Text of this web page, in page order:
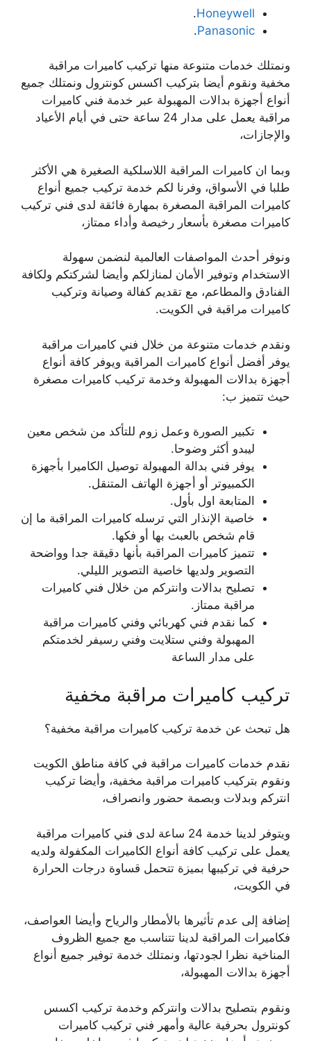
Honeywell
.
Panasonic
.
ونمتلك خدمات متنوعة منها تركيب كاميرات مراقبة
مخفية ونقوم أيضا بتركيب اكسس كونترول ونمتلك جميع
أنواع أجهزة بدالات المهبولة عبر خدمة فني كاميرات
مراقبة يعمل على مدار 24 ساعة حتى في أيام الأعياد
والإجازات،
وبما ان كاميرات المراقبة اللاسلكية الصغيرة هي الأكثر
طلبا في الأسواق، وفرنا لكم خدمة تركيب جميع أنواع
كاميرات المراقبة المصغرة بمهارة فائقة لدى فني تركيب
كاميرات مصغرة بأسعار رخيصة وأداء ممتاز،
ونوفر أحدث المواصفات العالمية لنضمن سهولة
الاستخدام وتوفير الأمان لمنازلكم وأيضا لشركتكم ولكافة
الفنادق والمطاعم، مع تقديم كفالة وصيانة وتركيب
كاميرات مراقبة في الكويت.
ونقدم خدمات متنوعة من خلال فني كاميرات مراقبة
يوفر أفضل أنواع كاميرات المراقبة ويوفر كافة أنواع
أجهزة بدالات المهبولة وخدمة تركيب كاميرات مصغرة
حيث تتميز ب:
تكبير الصورة وعمل زوم للتأكد من شخص معين
ليبدو أكثر وضوحا.
يوفر فني بدالة المهبولة توصيل الكاميرا بأجهزة
الكمبيوتر أو أجهزة الهاتف المتنقل.
المتابعة اول بأول.
خاصية الإنذار التي ترسله كاميرات المراقبة ما إن
قام شخص بالعبث بها أو فكها.
تتميز كاميرات المراقبة بأنها دقيقة جدا وواضحة
التصوير ولديها خاصية التصوير الليلي.
تصليح بدالات وانتركم من خلال فني كاميرات
مراقبة ممتاز.
كما نقدم فني كهربائي وفني كاميرات مراقبة
المهبولة وفني ستلايت وفني رسيفر لخدمتكم
على مدار الساعة
تركيب كاميرات مراقبة مخفية
هل تبحث عن خدمة تركيب كاميرات مراقبة مخفية؟
نقدم خدمات كاميرات مراقبة في كافة مناطق الكويت
ونقوم بتركيب كاميرات مراقبة مخفية، وأيضا تركيب
انتركم وبدلات وبصمة حضور وانصراف،
ويتوفر لدينا خدمة 24 ساعة لدى فني كاميرات مراقبة
يعمل على تركيب كافة أنواع الكاميرات المكفولة ولديه
حرفية في تركيبها بميزة تتحمل قساوة درجات الحرارة
في الكويت،
إضافة إلى عدم تأثيرها بالأمطار والرياح وأيضا العواصف،
فكاميرات المراقبة لدينا تتناسب مع جميع الظروف
المناخية نظرا لجودتها، ونمتلك خدمة توفير جميع أنواع
أجهزة بدالات المهبولة،
ونقوم بتصليح بدالات وانتركم وخدمة تركيب اكسس
كونترول بحرفية عالية وأمهر فني تركيب كاميرات